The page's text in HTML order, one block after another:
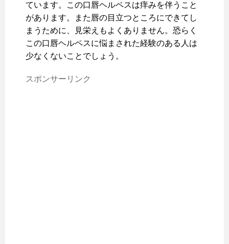
ています。この口唇ヘルペスは痒みを伴うこと
があります。また唇の目立つところにできてし
まうために、見栄えもよくありません。恐らく
この口唇ヘルペスに悩まされた経験のある人は
少なくないことでしょう。
スポンサーリンク